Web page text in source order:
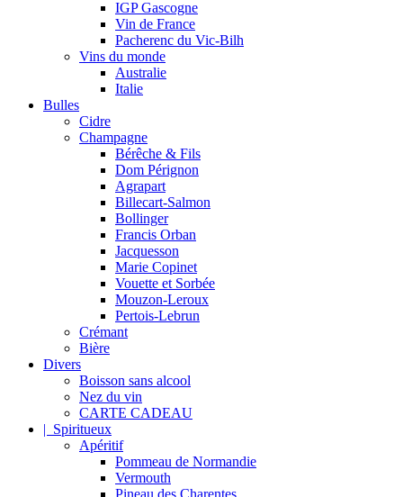
IGP Gascogne
Vin de France
Pacherenc du Vic-Bilh
Vins du monde
Australie
Italie
Bulles
Cidre
Champagne
Bérêche & Fils
Dom Pérignon
Agrapart
Billecart-Salmon
Bollinger
Francis Orban
Jacquesson
Marie Copinet
Vouette et Sorbée
Mouzon-Leroux
Pertois-Lebrun
Crémant
Bière
Divers
Boisson sans alcool
Nez du vin
CARTE CADEAU
| Spiritueux
Apéritif
Pommeau de Normandie
Vermouth
Pineau des Charentes